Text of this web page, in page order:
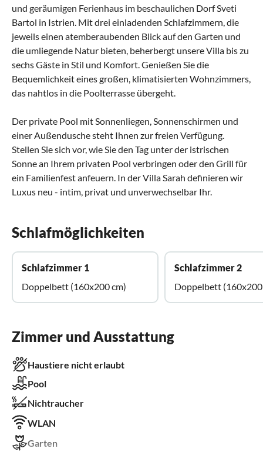
und geräumigen Ferienhaus im beschaulichen Dorf Sveti
Bartol in Istrien. Mit drei einladenden Schlafzimmern, die
jeweils einen atemberaubenden Blick auf den Garten und
die umliegende Natur bieten, beherbergt unsere Villa bis zu
sechs Gäste in Stil und Komfort. Genießen Sie die
Bequemlichkeit eines großen, klimatisierten Wohnzimmers,
das nahtlos in die Poolterrasse übergeht.
Der private Pool mit Sonnenliegen, Sonnenschirmen und
einer Außendusche steht Ihnen zur freien Verfügung.
Stellen Sie sich vor, wie Sie den Tag unter der istrischen
Sonne an Ihrem privaten Pool verbringen oder den Grill für
ein Familienfest anfeuern. In der Villa Sarah definieren wir
Luxus neu - intim, privat und unverwechselbar Ihr.
Schlafmöglichkeiten
Schlafzimmer 1
Doppelbett (160x200 cm)
Schlafzimmer 2
Doppelbett (160x200
Zimmer und Ausstattung
Haustiere nicht erlaubt
Pool
Nichtraucher
WLAN
Garten